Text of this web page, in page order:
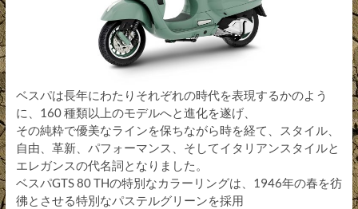
ベスパは長年にわたりそれぞれの時代を表現するかのよう
に、160 種類以上のモデルへと進化を遂げ、
その純粋で優美なラインを保ちながら時を経て、スタイル、
自由、革新、パフォーマンス、そしてイタリアンスタイルと
エレガンスの代名詞となりました。
ベスパGTS 80 THの特別なカラーリングは、1946年の春を彷
彿とさせる特別なパステルグリーンを採用